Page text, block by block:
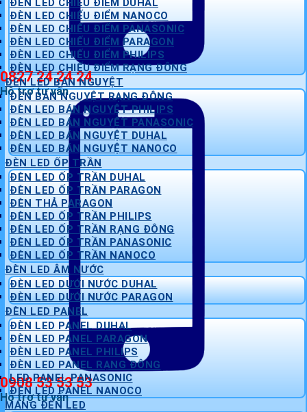
0827 24 24 24
Hỗ trợ tư vấn
0908 53 53 53
Hỗ trợ tư vấn
ĐÈN LED CHIẾU ĐIỂM DUHAL
ĐÈN LED CHIẾU ĐIỂM NANOCO
ĐÈN LED CHIẾU ĐIỂM PANASONIC
ĐÈN LED CHIẾU ĐIỂM PARAGON
ĐÈN LED CHIẾU ĐIỂM PHILIPS
ĐÈN LED CHIẾU ĐIỂM RẠNG ĐÔNG
ĐÈN LED BÁN NGUYỆT
ĐÈN BÁN NGUYỆT RẠNG ĐÔNG
ĐÈN LED BÁN NGUYỆT PHILIPS
ĐÈN LED BÁN NGUYỆT PANASONIC
ĐÈN LED BÁN NGUYỆT DUHAL
ĐÈN LED BÁN NGUYỆT NANOCO
ĐÈN LED ỐP TRẦN
ĐÈN LED ỐP TRẦN DUHAL
ĐÈN LED ỐP TRẦN PARAGON
ĐÈN THẢ PARAGON
ĐÈN LED ỐP TRẦN PHILIPS
ĐÈN LED ỐP TRẦN RẠNG ĐÔNG
ĐÈN LED ỐP TRẦN PANASONIC
ĐÈN LED ỐP TRẦN NANOCO
ĐÈN LED ÂM NƯỚC
ĐÈN LED DƯỚI NƯỚC DUHAL
ĐÈN LED DƯỚI NƯỚC PARAGON
ĐÈN LED PANEL
ĐÈN LED PANEL DUHAL
ĐÈN LED PANEL PARAGON
ĐÈN LED PANEL PHILIPS
ĐÈN LED PANEL RẠNG ĐÔNG
LED PANEL PANASONIC
ĐÈN LED PANEL NANOCO
MÁNG ĐÈN LED